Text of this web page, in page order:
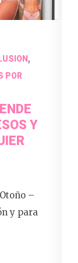
ILUSION,
POR
Y
–
y para